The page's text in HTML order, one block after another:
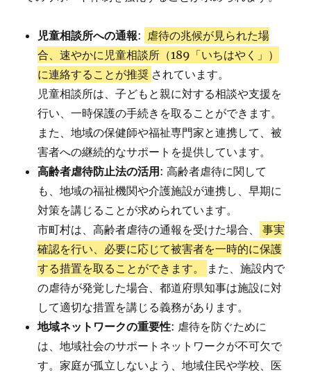
児童相談所への通報: 虐待の兆候が見られた場
合、速やかに児童相談所（189「いちはやく」）
に連絡することが推奨 されています。
児童相談所は、子どもと親に対する相談や支援を
行い、一時保護の手続きを取ることができます。
また、地域の保健師や福祉専門家と連携して、被
害者への継続的なサポートを提供しています。
高齢者虐待防止法の活用 : 高齢者虐待に関して
も、地域の福祉機関や介護施設が連携し、早期に
対策を講じることが求められています。
市町村は、高齢者虐待の通報を受けた場合、
事実
確認を行い、必要に応じて被害者を一時的に保護
する措置を取ることができます。
また、施設内で
の虐待が発覚した場合、都道府県知事は施設に対
して適切な措置を講じる義務があります。
地域ネットワークの重要性: 虐待を防ぐために
は、地域社会のサポートネットワークが不可欠で
す。家庭が孤立しないよう、地域住民や学校、医